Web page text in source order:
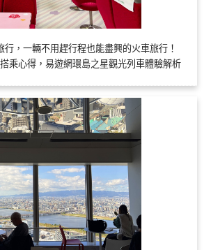
，一輛不用趕行程也能盡興的火車旅行！
乘心得，易遊網環島之星觀光列車體驗解析